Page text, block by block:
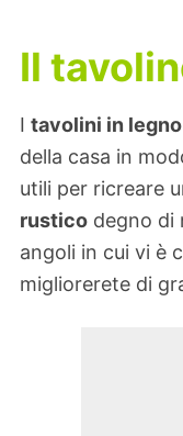
Il
I tavolini in legno
della casa in
utili per ricreare
rustico degno di
angoli in cui vi è
migliorerete di